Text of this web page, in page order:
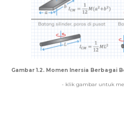
Gambar 1.2. Momen Inersia Berbagai
- klik gambar untuk